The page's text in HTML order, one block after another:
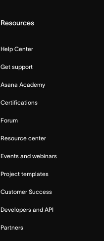
Resources
Help Center
Get support
Asana Academy
Certifications
Forum
Resource center
Events and webinars
Project templates
Customer Success
Developers and API
Partners